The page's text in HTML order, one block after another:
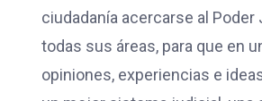
ciudadanía acercarse al Poder
todas sus áreas, para que en
opiniones, experiencias e